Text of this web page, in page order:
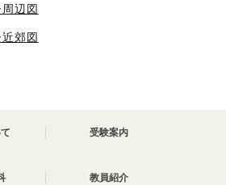
辺図
郊図
受験案内
教員紹介